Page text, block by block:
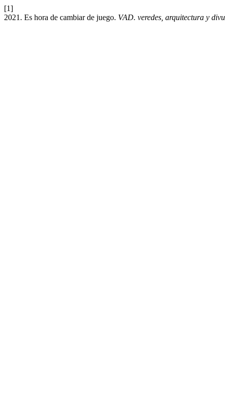
[1]
2021. Es hora de cambiar de juego. VAD. veredes, arquitectura y